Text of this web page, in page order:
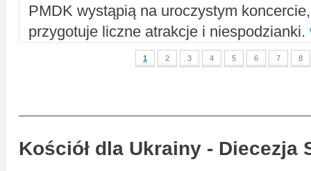
PMDK wystąpią na uroczystym
przygotuje liczne atrakcje i niespodzianki.
1 2 3 4 5 6 7 8
Kościół dla Ukrainy - Diecezja